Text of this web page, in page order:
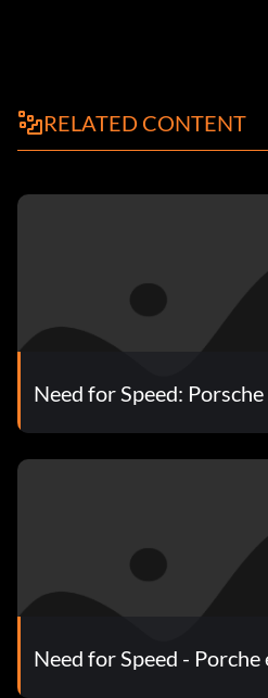
RELATED CONTENT
Need for Speed:
Need for Speed -